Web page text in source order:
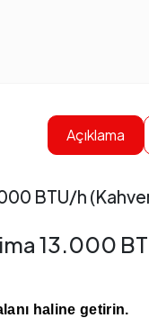
Açıklama
BTU/h
13.000
haline getirin.